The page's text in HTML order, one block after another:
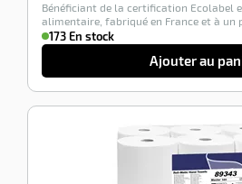
HT
Bénéficiant de la certification Ecolabel
alimentaire, fabriqué en France et à un
173 En stock
Ajouter au